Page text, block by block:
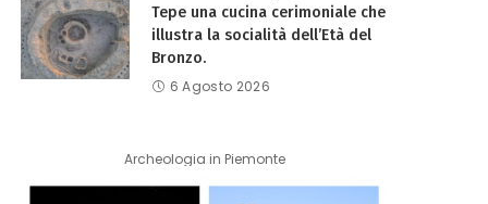
Tepe una cucina cerimoniale che
illustra la socialità dell’Età del
Bronzo.
6 Agosto 2026
Archeologia in Piemonte